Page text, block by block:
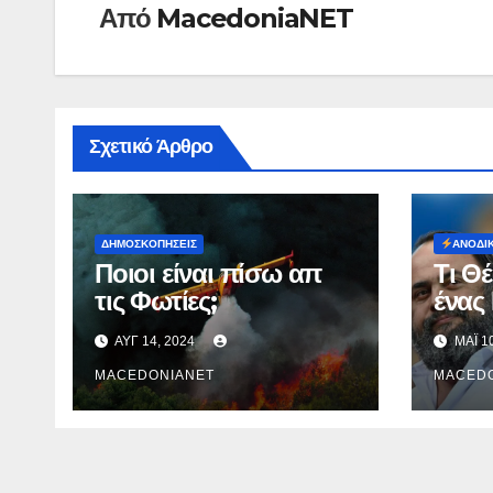
Από MacedoniaNET
Σχετικό Άρθρο
ΔΗΜΟΣΚΟΠΉΣΕΙΣ
Ποιοι είναι πίσω απ
τις Φωτίες;
ΑΥΓ 14, 2024
MACEDONIANET
Τι
ένας
ΜΆΙ